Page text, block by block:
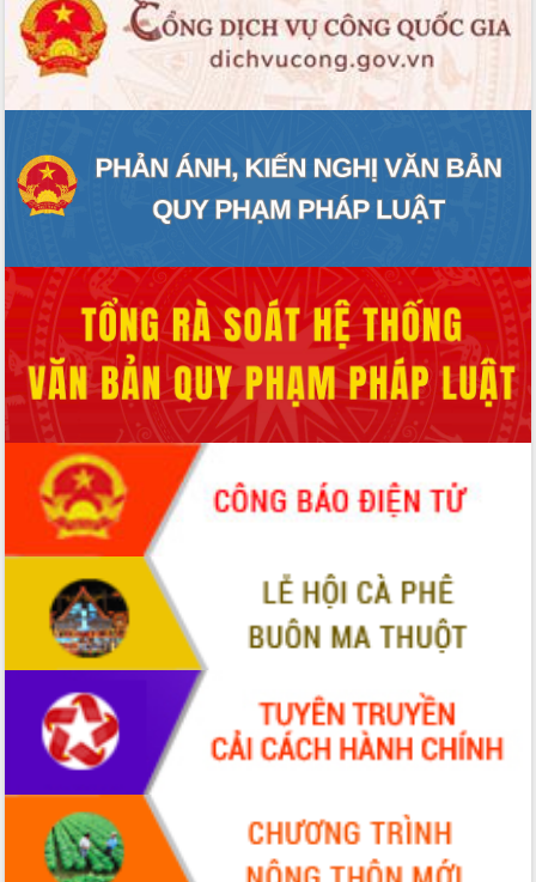
HĐND tỉnh thông qua điều chỉnh Quy
hoạch tỉnh thời kỳ 2021-2030
Hội thảo góp ý hồ sơ điều chỉnh quy
hoạch tỉnh Đắk Lắk thời kỳ 2021-2030,
tầm nhìn đến năm 2050
doanh nghiệp nhà nước
Hội nghị triển khai kết nối mạng
truyền số liệu chuyên dùng phục vụ cơ
Lễ phát động chuỗi hoạt động chung
tay làm sạch môi trường
Xã Ea Kar bước chuyển mình trong
công tác cải cách hành chính mô hình
mới
UBND tỉnh họp báo định kỳ tháng 4
năm 2026
Hội thảo khoa học “Giải pháp thúc đẩy
phát triển nền kinh tế xanh tại tỉnh
Đắk Lắk”
Tăng cường giám sát, đôn đốc thực
hiện nhiệm vụ quản lý tài sản công
hàng tuần
Tháo gỡ những vướng mắc, đẩy mạnh
công tác cải cách thủ tục hành chính
tại Trung tâm Phục vụ hành chính
Đắk Lắk: Tôn vinh 46 giải pháp tại Hội
thi Sáng tạo Kỹ thuật 2024 - 2025
Đắk Lắk rà soát, điều chỉnh Đề án 190
về phát triển nuôi trồng thủy sản
Phó Chủ tịch UBND tỉnh Đắk Lắk
Trương Công Thái kiểm tra thực địa
Dự án cao tốc Khánh Hòa - Buôn Ma